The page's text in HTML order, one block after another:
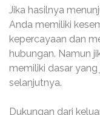
Jika hasilnya
Anda memiliki
kepercayaan dan
hubungan. Namun
memiliki dasar
selanjutnya.
Dukungan dari